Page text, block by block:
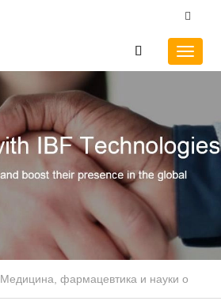
Медицина, фармацевтика и науки о